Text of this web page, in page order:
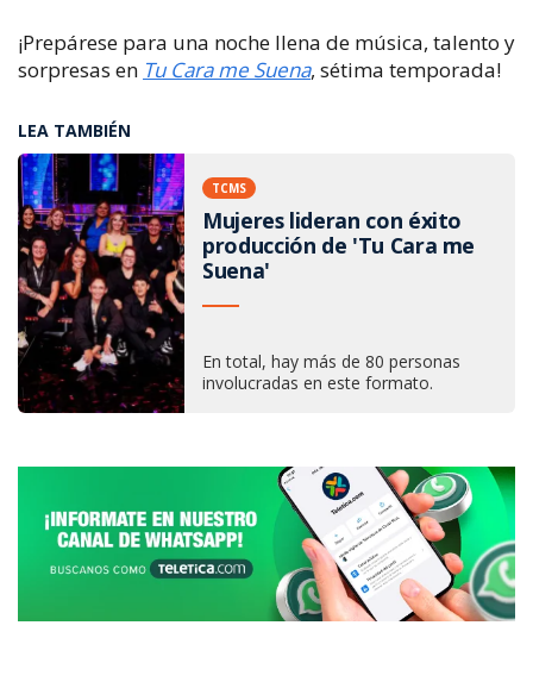
¡Prepárese para una noche llena de música, talento y
sorpresas en Tu Cara me Suena, sétima temporada!
LEA TAMBIÉN
TCMS
Mujeres lideran con éxito
producción de 'Tu Cara me
Suena'
En total, hay más de 80 personas
involucradas en este formato.